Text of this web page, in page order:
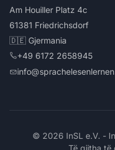
Am Houiller Platz 4c
61381 Friedrichsdorf
🇩🇪 Gjermania
+49 6172 2658945
© 2026 InSL e.V. -
Të gjitha të